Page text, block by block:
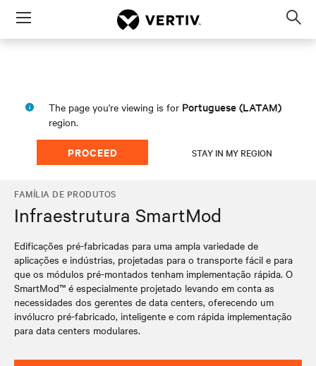
Menu
The page you're viewing is for Portuguese (LATAM)
region.
PROCEED STAY IN MY REGION
FAMÍLIA DE PRODUTOS
Infraestrutura SmartMod
Edificações pré-fabricadas para uma ampla variedade de
aplicações e indústrias, projetadas para o transporte fácil e para
que os módulos pré-montados tenham implementação rápida. O
SmartMod™ é especialmente projetado levando em conta as
necessidades dos gerentes de data centers, oferecendo um
invólucro pré-fabricado, inteligente e com rápida implementação
para data centers modulares.